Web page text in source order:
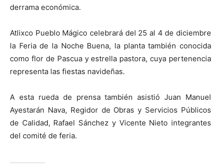
derrama económica.
Atlixco Pueblo Mágico celebrará del 25 al 4 de diciembre
la Feria de la Noche Buena, la planta también conocida
como flor de Pascua y estrella pastora, cuya pertenencia
representa las fiestas navideñas.
A esta rueda de prensa también asistió Juan Manuel
Ayestarán Nava, Regidor de Obras y Servicios Públicos
de Calidad, Rafael Sánchez y Vicente Nieto integrantes
del comité de feria.